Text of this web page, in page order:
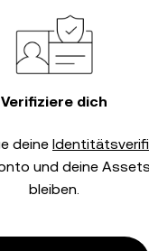
Verifiziere dich
deine
und deine
bleiben.